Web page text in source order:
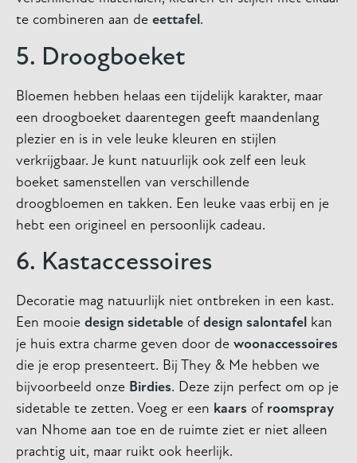
te combineren aan de eettafel.
5. Droogboeket
Bloemen hebben helaas een tijdelijk karakter, maar
een droogboeket daarentegen geeft maandenlang
plezier en is in vele leuke kleuren en stijlen
verkrijgbaar. Je kunt natuurlijk ook zelf een leuk
boeket samenstellen van verschillende
droogbloemen en takken. Een leuke vaas erbij en je
hebt een origineel en persoonlijk cadeau.
6. Kastaccessoires
Decoratie mag natuurlijk niet ontbreken in een kast.
Een mooie design sidetable of design salontafel kan
je huis extra charme geven door de woonaccessoires
die je erop presenteert. Bij They & Me hebben we
bijvoorbeeld onze Birdies. Deze zijn perfect om op je
sidetable te zetten. Voeg er een kaars of roomspray
van Nhome aan toe en de ruimte ziet er niet alleen
prachtig uit, maar ruikt ook heerlijk.